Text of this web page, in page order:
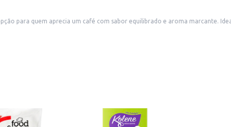
para quem aprecia um café com sabor equilibrado e aroma marcante.
tecido.
para quem busca um café de qualidade para o dia a dia, seja para